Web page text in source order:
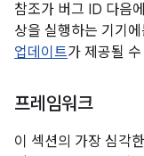
참조가 버그 ID 다음
상을 실행하는 기기
업데이트가 제공될
프레임워크
이 섹션의 가장 심각